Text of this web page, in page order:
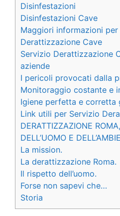
Disinfestazioni
Disinfestazioni Cave
Maggiori informazioni per
Derattizzazione Cave
Servizio Derattizzazione
aziende
I pericoli provocati dalla
Monitoraggio costante e
Igiene perfetta e corretta
Link utili per Servizio
DERATTIZZAZIONE
DELL’UOMO E
La mission.
La derattizzazione Roma.
Il rispetto dell’uomo.
Forse non sapevi che…
Storia